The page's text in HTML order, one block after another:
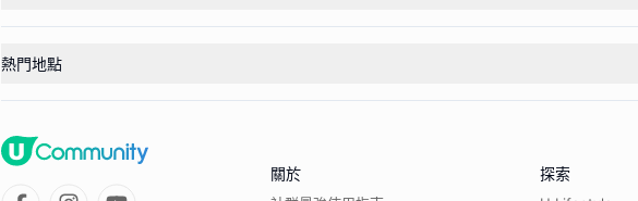
熱門地點
關於 探索